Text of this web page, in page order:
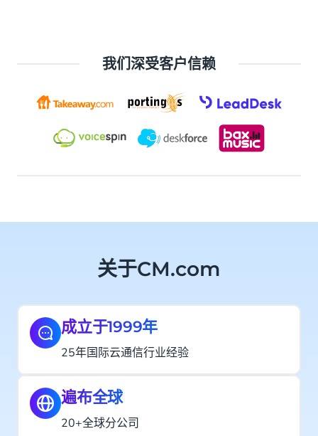
我们深受客户信赖
关于CM.com
成立于1999年
25年国际云通信行业经验
遍布全球
20+全球分公司